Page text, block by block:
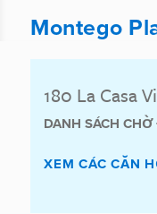
Montego
180 La Casa
DANH SÁCH
XEM CÁC CĂN